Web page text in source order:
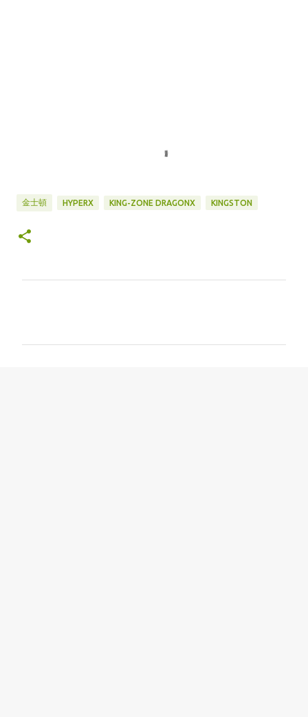
金士頓 HYPERX KING-ZONE DRAGONX KINGSTON